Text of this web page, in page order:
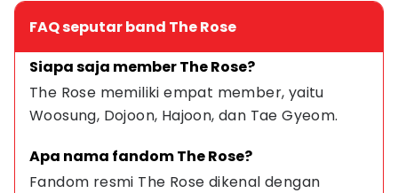
FAQ seputar band The Rose
Siapa saja member The Rose?
The Rose memiliki empat member, yaitu
Woosung, Dojoon, Hajoon, dan Tae Gyeom.
Apa nama fandom The Rose?
Fandom resmi The Rose dikenal dengan